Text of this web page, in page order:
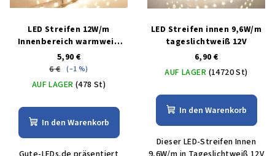
LED Streifen 12W/m
Innenbereich warmweiß
12V
5,90 €
6 € (–1 %)
AUF LAGER (478 St)
In den Warenkorb
LED Streifen innen 9,6W/m
tageslichtweiß 12V
6,90 €
AUF LAGER (14720 St)
In den Warenkorb
Dieser LED-Streifen Innen